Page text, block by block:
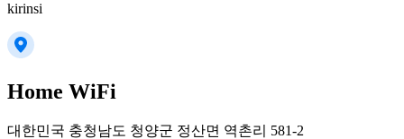
kirinsi
Home WiFi
대한민국 충청남도 청양군 정산면 역촌리 581-2